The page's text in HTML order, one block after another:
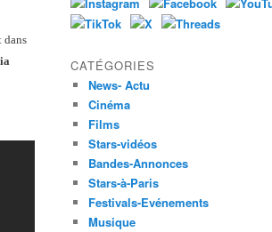
dans
CATÉGORIES
News- Actu
Cinéma
Films
Stars-vidéos
Bandes-Annonces
Stars-à-Paris
Festivals-Evénements
Musique